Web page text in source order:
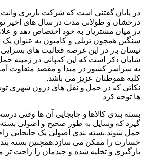
در پایان گفتنی است که شرکت باربری وانت
درخشان و طولانی مدت در سال های اخیر
در میان مشتریان به خود اختصاص دهد و
سنگین همچون تریلی و کامیون به عنوان یک
نیسان بار در این عرصه فعالیت های بسزایی
شایان ذکر است که این کمپانی در زمینه
به سراسر کشور در مبدا و مقصد متفاوت
کلیه هموطنان عزیز می باشد.
نکاتی که در حمل و نقل های درون شهری
ها توجه کرد
بسته بندی کالاها و جابجایی آن ها وقتی
گیرد که وسایل به طور صحیح و اصولی بسته
حمل شوند.بسته بندی اصولی یک جابجایی
خسارت را ممکن می سازد.همچنین بسته
بارگیری و تخلیه شده و چیدمان را راحت تر